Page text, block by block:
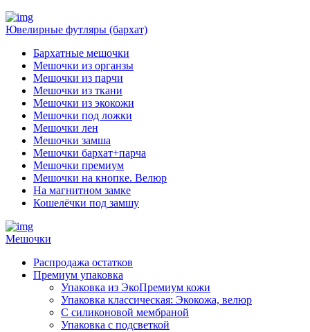
Ювелирные футляры (бархат)
Бархатные мешочки
Мешочки из органзы
Мешочки из парчи
Мешочки из ткани
Мешочки из экокожи
Мешочки под ложки
Мешочки лен
Мешочки замша
Мешочки бархат+парча
Мешочки премиум
Мешочки на кнопке. Велюр
На магнитном замке
Кошелёчки под замшу
Мешочки
Распродажа остатков
Премиум упаковка
Упаковка из ЭкоПремиум кожи
Упаковка классическая: Экокожа, велюр
С силиконовой мембраной
Упаковка с подсветкой